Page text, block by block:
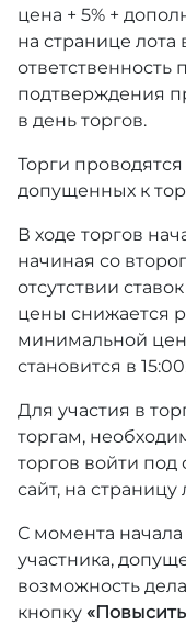
цена + 5% +
на странице лота
ответственность
подтверждения
в день торгов.
Торги
допущенных к
В ходе торгов
начиная со
отсутствии
цены снижается
минимальной
становится в
Для участия в
торгам,
торгов войти
сайт, на страницу
С момента
участника,
возможность
кнопку «Повысить